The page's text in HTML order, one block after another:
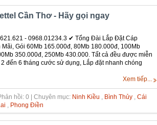
Cần Thơ - Hãy gọi ngay
- 0968.01234.3 ✔‎ Tổng Đài Lắp Đặt Cáp
Gói 60Mb 165.000đ, 80Mb 180.000đ, 100Mb
350.000đ, 250Mb 430.000. Tất cả đều được miễn
đến 6 tháng cước sử dụng, Lắp đặt nhanh chóng
Xem tiếp...
hồi: 0 | Chuyên mục: Ninh Kiều Bình Thủy
Cái
Phong Điền